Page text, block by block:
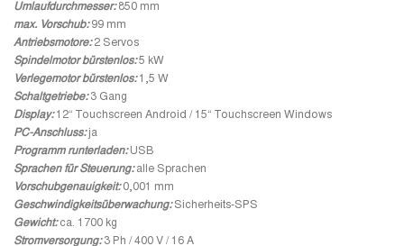
Umlaufdurchmesser:850 mm
max. Vorschub:99 mm
Antriebsmotore:2 Servos
Spindelmotor bürstenlos:5 kW
Verlegemotor bürstenlos:1,5 W
Schaltgetriebe:3 Gang
Display:12“ Touchscreen Android / 15“ Touchscreen Windows
PC-Anschluss:ja
Programm runterladen:USB
Sprachen für Steuerung:alle Sprachen
Vorschubgenauigkeit:0,001 mm
Geschwindigkeitsüberwachung:Sicherheits-SPS
Gewicht:ca. 1700 kg
Stromversorgung:3 Ph / 400 V / 16 A